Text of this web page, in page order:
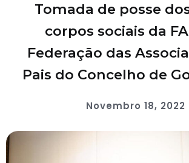
Tomada de posse
corpos sociais da
Federação das
Pais do Concelho de
Novembro 18, 2022